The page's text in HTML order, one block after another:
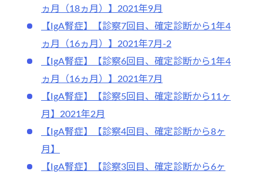
ヵ月（18ヵ月）】2021年9月
【IgA腎症】【診察7回目、確定診断から1年4
ヵ月（16ヵ月）】2021年7月-2
【IgA腎症】【診察6回目、確定診断から1年4
ヵ月（16ヵ月）】2021年7月
【IgA腎症】【診察5回目、確定診断から11ヶ
月】2021年2月
【IgA腎症】【診察4回目、確定診断から8ヶ
月】
【IgA腎症】【診察3回目、確定診断から6ヶ